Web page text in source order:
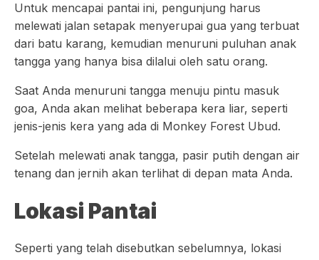
Untuk mencapai pantai ini, pengunjung harus
melewati jalan setapak menyerupai gua yang terbuat
dari batu karang, kemudian menuruni puluhan anak
tangga yang hanya bisa dilalui oleh satu orang.
Saat Anda menuruni tangga menuju pintu masuk
goa, Anda akan melihat beberapa kera liar, seperti
jenis-jenis kera yang ada di Monkey Forest Ubud.
Setelah melewati anak tangga, pasir putih dengan air
tenang dan jernih akan terlihat di depan mata Anda.
Lokasi Pantai
Seperti yang telah disebutkan sebelumnya, lokasi